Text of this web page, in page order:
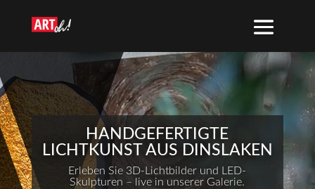
HANDGEFERTIGTE
LICHTKUNST AUS DINSLAKEN
Erleben Sie 3D-Lichtbilder und LED-
Skulpturen – live in unserer Galerie.